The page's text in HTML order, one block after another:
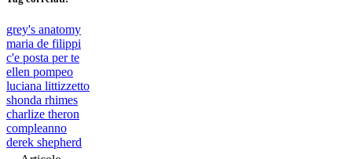
grey's anatomy
maria de filippi
c'e posta per te
ellen pompeo
luciana littizzetto
shonda rhimes
charlize theron
compleanno
derek shepherd